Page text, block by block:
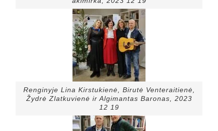
Renginyje Lina Kirstukienė, Birutė Venteraitienė,
Žydrė Zlatkuvienė ir Algimantas Baronas, 2023
12 19